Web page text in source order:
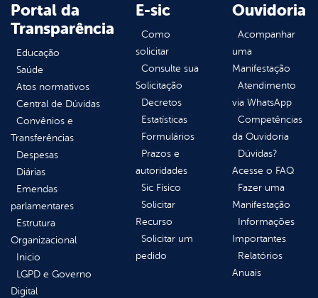
Portal da
Transparência
Educação
Saúde
Atos normativos
Central de Dúvidas
Convênios e
Transferências
Despesas
Diárias
Emendas
parlamentares
Estrutura
Organizacional
Inicio
LGPD e Governo
Digital
E-sic
Como
solicitar
Consulte sua
Solicitação
Decretos
Estatísticas
Formulários
Prazos e
autoridades
Sic Físico
Solicitar
Recurso
Solicitar um
pedido
Ouvidoria
Acompanhar
uma
Manifestação
Atendimento
via WhatsApp
Competências
da Ouvidoria
Dúvidas?
Acesse o FAQ
Fazer uma
Manifestação
Informações
Importantes
Relatórios
Anuais